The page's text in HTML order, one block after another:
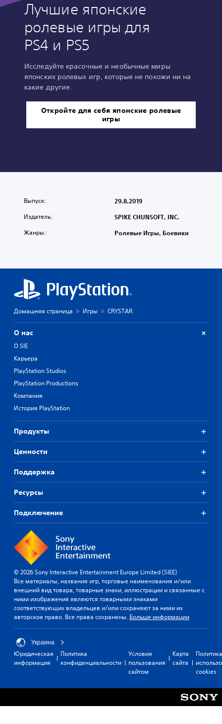
Лучшие японские
ролевые игры для
PS4 и PS5
Исследуйте красочные и необычные миры
японских ролевых игр, которые не похожи ни на
какие другие.
Откройте для себя японские ролевые
игры
Выпуск: 29.8.2019
Издатель: SPIKE CHUNSOFT, INC.
Жанры: Ролевые Игры, Боевики
Домашняя страница Игры CRYSTAR
О нас
О SIE
Карьера
PlayStation Studios
PlayStation Productions
Компания
История PlayStation
Продукты
Ценности
Поддержка
Ресурсы
Подключение
© 2026 Sony Interactive Entertainment Europe Limited (SIEE)
Все материалы, названия игр, торговые наименования и/или
внешний вид товара, товарные знаки, иллюстрации и связанные с
ними изображения являются товарными знаками
соответствующих владельцев и/или сохраняют за ними их
авторское право. Все права сохранены. Больше информации
Украина
Юридическая
информация
Политика
конфиденциальности
Условия
пользования
сайтом
Карта
сайта
Политика
cookies